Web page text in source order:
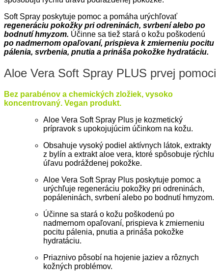
Soft Spray poskytuje pomoc a pomáha urýchľovať
regeneráciu pokožky pri odreninách, svrbení alebo po
bodnutí hmyzom. Účinne sa tiež stará o kožu poškodenú
po nadmernom opaľovaní, prispieva k zmierneniu pocitu
pálenia, svrbenia, pnutia a prináša pokožke hydratáciu.
Aloe Vera Soft Spray PLUS prvej pomoci
Bez parabénov a chemických zložiek, vysoko
koncentrovaný. Vegan produkt.
Aloe Vera Soft Spray Plus je kozmetický
prípravok s upokojujúcim účinkom na kožu.
Obsahuje vysoký podiel aktívnych látok, extrakty
z bylín a extrakt aloe vera, ktoré spôsobuje rýchlu
úľavu podráždenej pokožke.
Aloe Vera Soft Spray Plus poskytuje pomoc a
urýchľuje regeneráciu pokožky pri odreninách,
popáleninách, svrbení alebo po bodnutí hmyzom.
Účinne sa stará o kožu poškodenú po
nadmernom opaľovaní, prispieva k zmierneniu
pocitu pálenia, pnutia a prináša pokožke
hydratáciu.
Priaznivo pôsobí na hojenie jaziev a rôznych
kožných problémov.